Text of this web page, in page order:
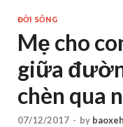
ĐỜI SỐNG
Mẹ cho
giữa
chèn qua
07/12/2017 - by